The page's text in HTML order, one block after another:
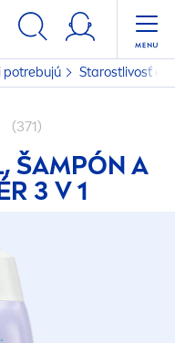
potrebujú Starostlivosť o
(371)
ŠAMPÓN A
3 V 1